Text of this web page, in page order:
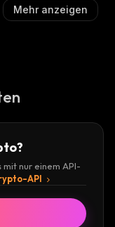
Mehr anzeigen
nur einem API-
API